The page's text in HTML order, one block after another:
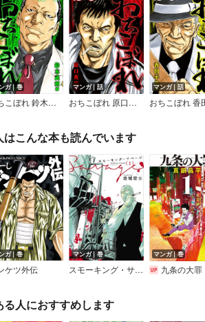
ガ｜巻
おちこぼれ 鈴木武利編
マンガ｜話
おちこぼれ 原口英樹編
マンガ｜話
はこんな本も読んでいます
ガ｜巻
ケツ外伝
マンガ｜巻
スモーキング・サベージ
マンガ｜巻
九条の大罪
る人におすすめします